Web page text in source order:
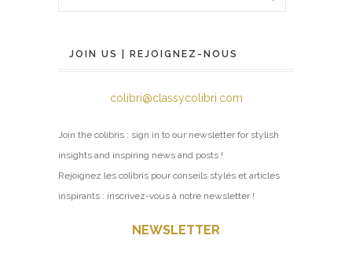
JOIN US | REJOIGNEZ-NOUS
colibri@classycolibri.com
Join the colibris : sign in to our newsletter for stylish
insights and inspiring news and posts !
Rejoignez les colibris pour conseils stylés et articles
inspirants : inscrivez-vous à notre newsletter !
NEWSLETTER